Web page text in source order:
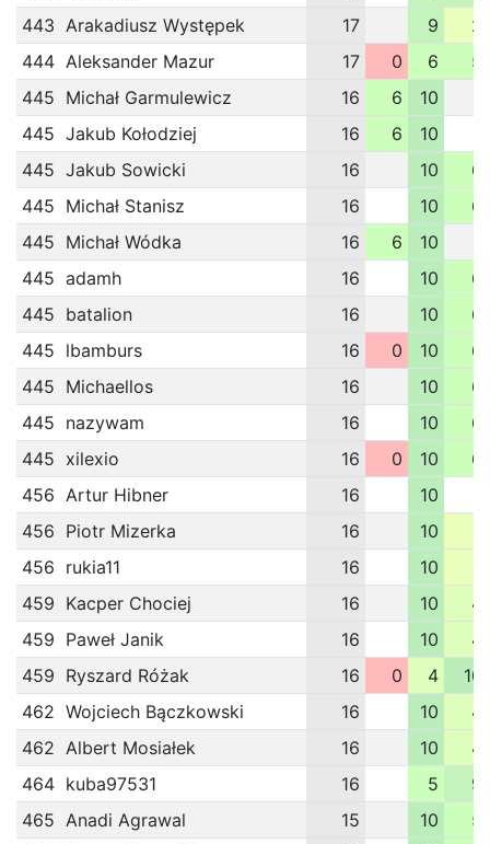
443 Arakadiusz Występek 17 9
2
444 Aleksander Mazur 17 0 6
5
445 Michał Garmulewicz 16 6
10
445 Jakub Kołodziej 16 6
10
445 Jakub Sowicki 16 10
6
445 Michał Stanisz 16 10
6
445 Michał Wódka 16 6
10
445 adamh 16 10
6
445 batalion 16 10
6
445 lbamburs 16 0 10
6
445 Michaellos 16 10
6
445 nazywam 16 10
6
445 xilexio 16 0 10
6
456 Artur Hibner 16
10
456 Piotr Mizerka 16 10
456 rukia11 16 10
459 Kacper Chociej 16 10
4
459 Paweł Janik 16 10
4
459 Ryszard Różak 16 0 4
10
462 Wojciech Bączkowski 16 10
4
462 Albert Mosiałek 16 10
4
464 kuba97531 16 5
9
465 Anadi Agrawal 15 10
5